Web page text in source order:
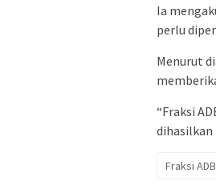
Ia
perlu
Menurut
“Fraksi
dihasilkan
Fraksi ADB